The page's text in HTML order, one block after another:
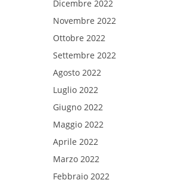
Dicembre 2022
Novembre 2022
Ottobre 2022
Settembre 2022
Agosto 2022
Luglio 2022
Giugno 2022
Maggio 2022
Aprile 2022
Marzo 2022
Febbraio 2022